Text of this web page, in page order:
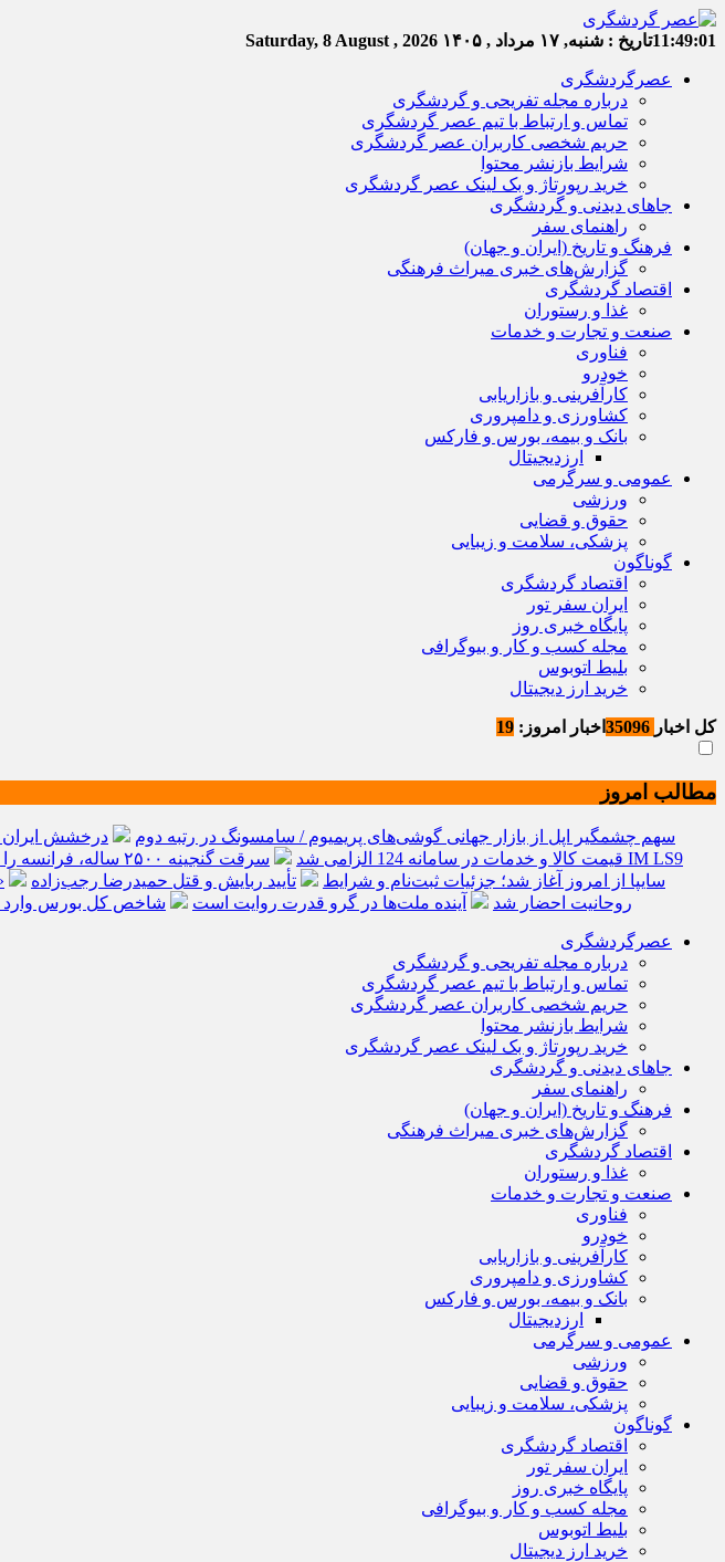
11:49:02تاریخ : شنبه, ۱۷ مرداد , ۱۴۰۵ Saturday, 8 August , 2026
عصرگردشگری
درباره مجله تفریحی و گردشگری
تماس و ارتباط با تیم عصر گردشگری
حریم شخصی کاربران عصر گردشگری
شرایط بازنشر محتوا
خرید رپورتاژ و بک لینک عصر گردشگری
جاهای دیدنی و گردشگری
راهنمای سفر
فرهنگ و تاریخ (ایران و جهان)
گزارش‌های خبری میراث فرهنگی
اقتصاد گردشگری
غذا و رستوران
صنعت و تجارت و خدمات
فناوری
خودرو
کارآفرینی و بازاریابی
کشاورزی و دامپروری
بانک و بیمه، بورس و فارکس
ارزدیجیتال
عمومی و سرگرمی
ورزشی
حقوق و قضایی
پزشکی، سلامت و زیبایی
گوناگون
اقتصاد گردشگری
ایران سفر تور
پایگاه خبری روز
مجله کسب و کار و بیوگرافی
بلیط اتوبوس
خرید ارز دیجیتال
کل اخبار اخبار امروز: 19
مطالب امروز
سهم چشمگیر اپل از بازار جهانی گوشی‌های پریمیوم / سامسونگ در رتبه دوم درخشش ایران
قیمت کالا و خدمات در سامانه 124 الزامی شد
سرقت گنجینه ۲۵۰۰ ساله، فرانسه را به بازنگری امنیت موزه‌ها واداشت/ ارائه طرح ۳۳ ماده‌ای برای صیانت از میراث‌فرهنگی
فروش کوییک S سایپا از امروز آغاز شد؛ جزئیات ثبت‌نام و شرایط تأیید ربایش و قتل حمیدرضا رجب‌زاده
روحانیت احضار شد
آینده ملت‌ها در گرو قدرت روایت است شاخص کل بورس وارد کانال 5.5
عصرگردشگری
درباره مجله تفریحی و گردشگری
تماس و ارتباط با تیم عصر گردشگری
حریم شخصی کاربران عصر گردشگری
شرایط بازنشر محتوا
خرید رپورتاژ و بک لینک عصر گردشگری
جاهای دیدنی و گردشگری
راهنمای سفر
فرهنگ و تاریخ (ایران و جهان)
گزارش‌های خبری میراث فرهنگی
اقتصاد گردشگری
غذا و رستوران
صنعت و تجارت و خدمات
فناوری
خودرو
کارآفرینی و بازاریابی
کشاورزی و دامپروری
بانک و بیمه، بورس و فارکس
ارزدیجیتال
عمومی و سرگرمی
ورزشی
حقوق و قضایی
پزشکی، سلامت و زیبایی
گوناگون
اقتصاد گردشگری
ایران سفر تور
پایگاه خبری روز
مجله کسب و کار و بیوگرافی
بلیط اتوبوس
خرید ارز دیجیتال